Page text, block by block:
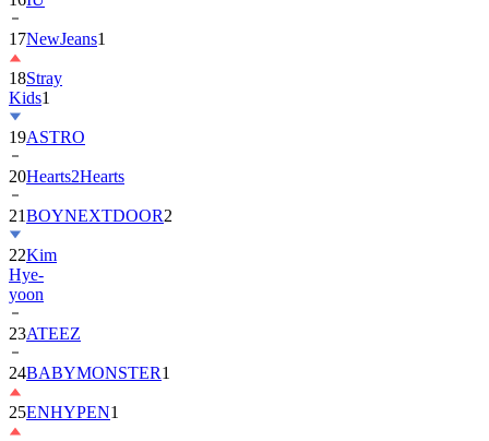
18Stray
Kids
19ASTRO
20Hearts2Hearts
21BOYNEXTDOOR
22Kim
Hye-
yoon
23ATEEZ
24BABYMONSTER
25ENHYPEN1
262PM2